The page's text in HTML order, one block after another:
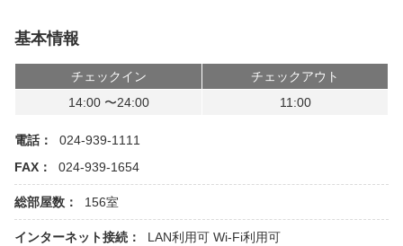
基本情報
チェックイン
チェックアウト
14:00 〜24:00
11:00
電話：
024-939-1111
FAX：
024-939-1654
総部屋数： 156室
インターネット接続： LAN利用可 Wi-Fi利用可